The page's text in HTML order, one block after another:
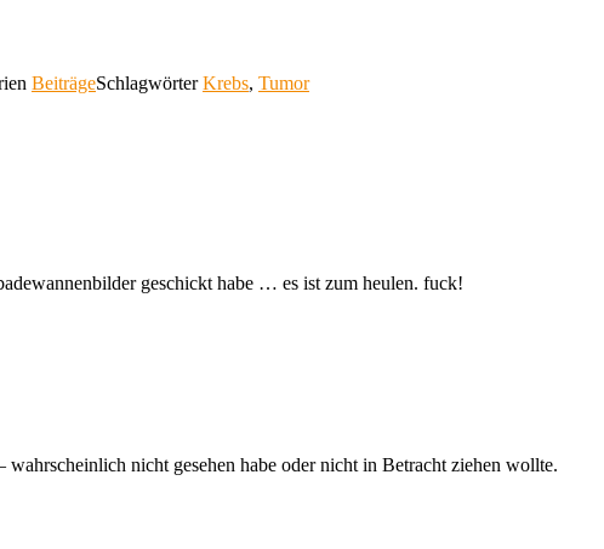
BeiträgeSchlagwörterKrebs, Tumor
geschickt habe … es ist zum heulen. fuck!
nicht gesehen habe oder nicht in Betracht ziehen wollte.